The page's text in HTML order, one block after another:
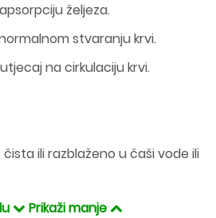
željeza.
stvaranju krvi.
na cirkulaciju krvi.
ili razblaženo u čaši vode ili
Prikaži manje